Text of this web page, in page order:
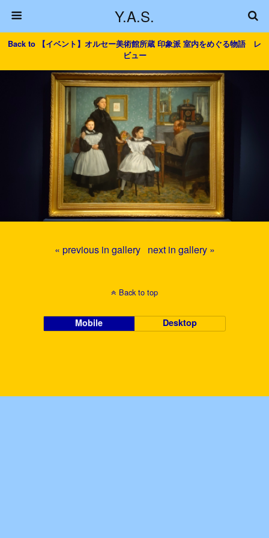
Y.A.S.
Back to 【イベント】オルセー美術館所蔵 印象派 室内をめぐる物語 レ
ビュー
« previous in gallery next in gallery »
Back to top
Mobile Desktop